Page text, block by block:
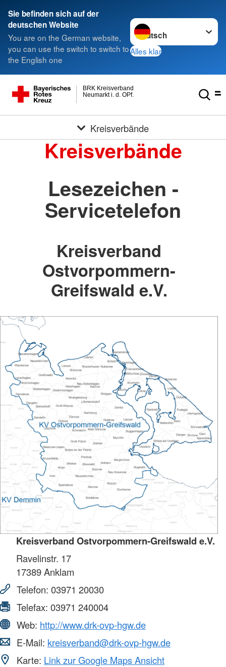
Sie befinden sich auf der
deutschen Website
You are on the German website,
you can use the switch to switch to
the English one
Sprache wechseln zu
Alles klar
Neumarkt i. d. OPf.
BRK Kreisverband
Kreisverbände
Kreisverbände
Lesezeichen -
Servicetelefon
Kreisverband
Ostvorpommern-
Greifswald e.V.
Kreisverband Ostvorpommern-Greifswald e.V.
Ravelinstr. 17
17389Anklam
Telefon: 03971 20030
Telefax: 03971 240004
Web: http://www.drk-ovp-hgw.de
E-Mail: kreisverband@drk-ovp-hgw.de
Karte: Link zur Google Maps Ansicht